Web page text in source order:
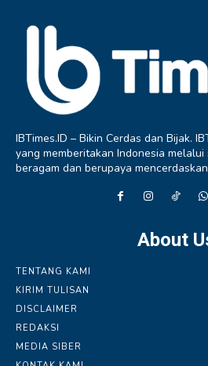
IBTimes.ID – Bikin Cerdas dan Bijak.
yang memberitakan Indonesia
beragam dan berupaya
About
TENTANG KAMI
KIRIM TULISAN
DISCLAIMER
REDAKSI
MEDIA SIBER